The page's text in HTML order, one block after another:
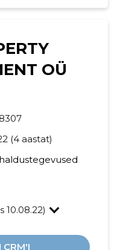
OÜ
(4 aastat)
10.08.22)
CRM'I